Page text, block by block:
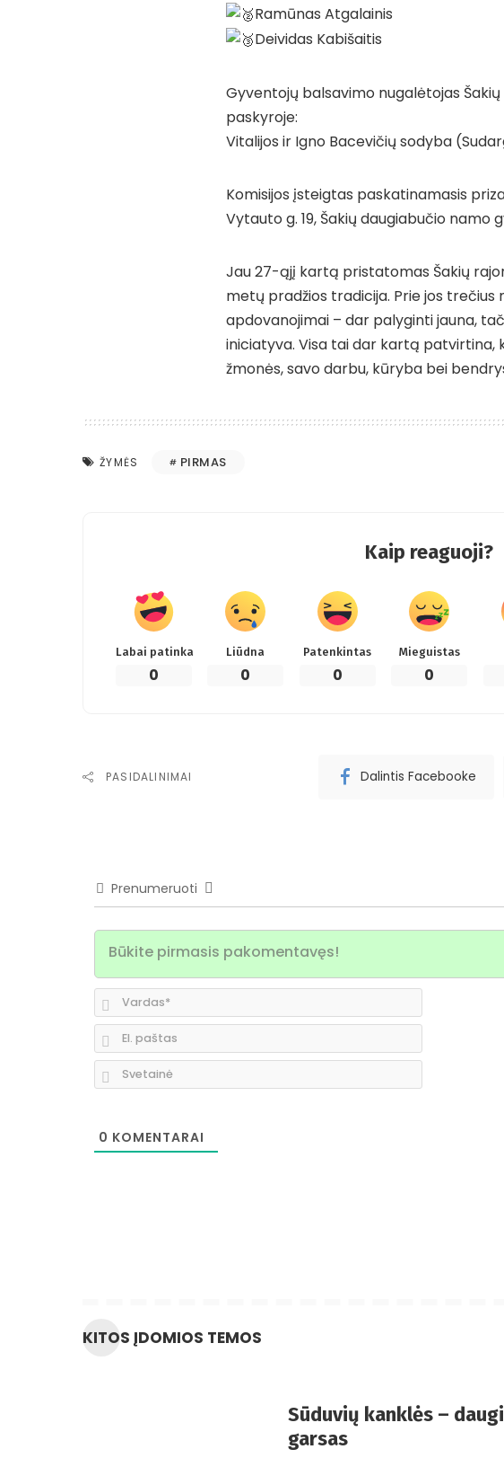
Ramūnas Atgalainis
Deividas Kabišaitis
Gyventojų balsavimo nugalėtojas
paskyroje:
Vitalijos ir Igno Bacevičių sodyba
Komisijos įsteigtas paskatinamasis
Vytauto g. 19, Šakių daugiabučio namo
Jau 27-ąjį kartą pristatomas Šakių
metų pradžios tradicija. Prie jos trečius
apdovanojimai – dar palyginti jauna,
iniciatyva. Visa tai dar kartą patvirtina,
žmonės, savo darbu, kūryba bei
ŽYMĖS PIRMAS
Kaip reaguoji?
Labai patinka
0
Liūdna
0
Patenkintas
0
Mieguistas
0
PASIDALINIMAI Dalintis Facebooke
Prenumeruoti
paštas
0 KOMENTARAI
KITOS ĮDOMIOS TEMOS
Sūduvių kanklės –
garsas